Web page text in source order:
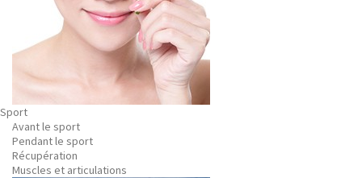
Sport
Avant le sport
Pendant le sport
Récupération
Muscles et articulations